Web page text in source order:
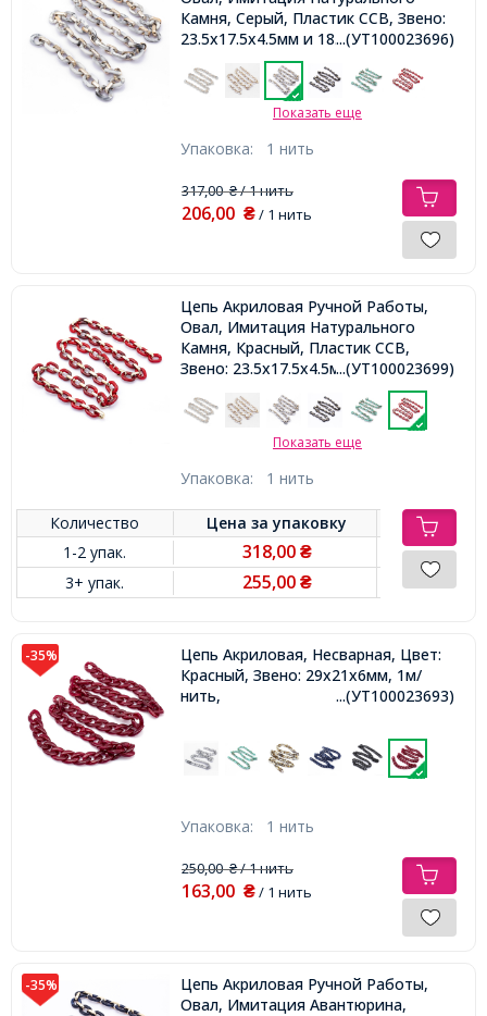
Камня, Серый, Пластик CCB, Звено:
23.5x17.5x4.5мм и 18.5x11.5x4.5мм,
...(УТ100023696)
Показать еще
Упаковка: 1 нить
317,00₴/ 1 нить
206,00 ₴/ 1 нить
Цепь Акриловая Ручной Работы,
Овал, Имитация Натурального
Камня, Красный, Пластик CCB,
Звено: 23.5x17.5x4.5мм...(УТ100023699)
Показать еще
Упаковка: 1 нить
Количество Цена заупаковку
1-2 упак.
318,00 ₴
3+ упак. 255,00 ₴
-35%
Цепь Акриловая, Несварная, Цвет:
Красный, Звено: 29x21x6мм, 1м/
нить,
...(УТ100023693)
Упаковка: 1 нить
250,00₴/ 1 нить
163,00 ₴/ 1 нить
-35%
Цепь Акриловая Ручной Работы,
Овал, Имитация Авантюрина,